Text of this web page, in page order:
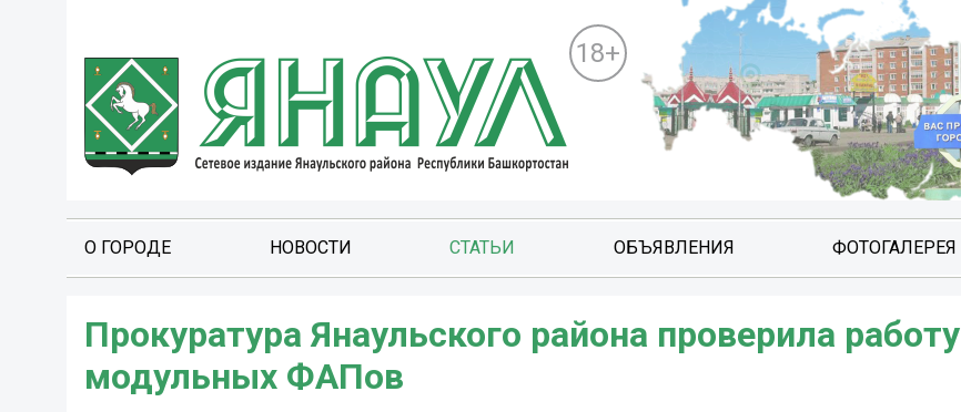
18+
О ГОРОДЕ НОВОСТИ СТАТЬИ ОБЪЯВЛЕНИЯ ФОТОГАЛЕРЕЯ
Прокуратура Янаульского района проверила работу
модульных ФАПов